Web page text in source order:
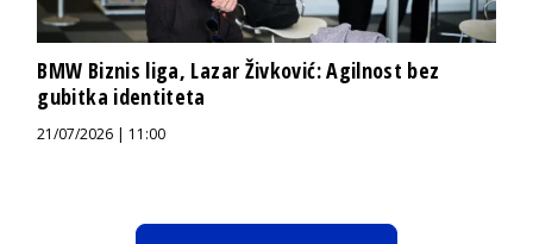
BMW Biznis liga, Lazar Živković: Agilnost bez
gubitka identiteta
21/07/2026 | 11:00